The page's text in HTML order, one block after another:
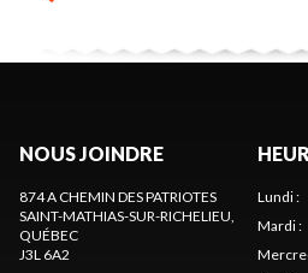
NOUS JOINDRE
874 A CHEMIN DES PATRIOTES
SAINT-MATHIAS-SUR-RICHELIEU,
QUÉBEC
J3L 6A2
Lundi:
Mardi: